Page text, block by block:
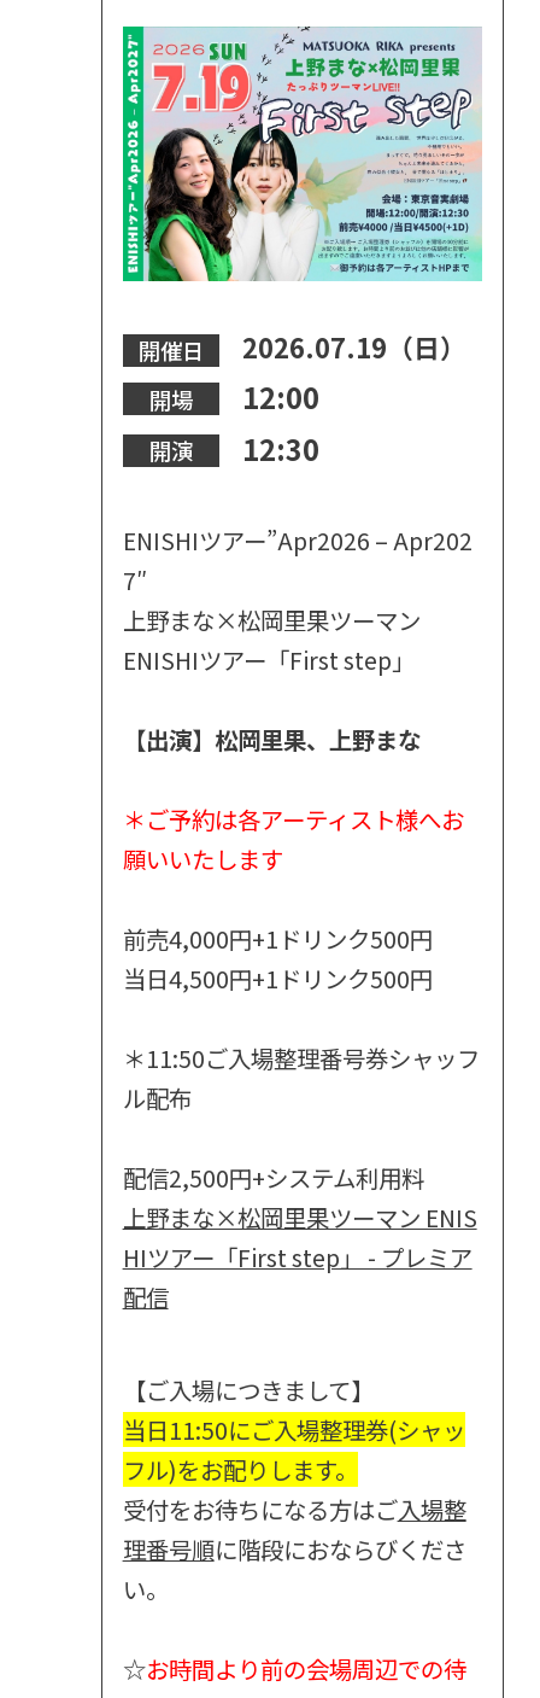
開催日 2026.07.19（日）
開場 12:00
開演 12:30
ENISHIツアー”Apr2026 – Apr202
7″
上野まな×松岡里果ツーマン
ENISHIツアー「First step」
【出演】松岡里果、上野まな
＊ご予約は各アーティスト様へお
願いいたします
前売4,000円+1ドリンク500円
当日4,500円+1ドリンク500円
＊11:50ご入場整理番号券シャッフ
ル配布
配信2,500円+システム利用料
上野まな×松岡里果ツーマン ENIS
HIツアー「First step」 - プレミア
配信
【ご入場につきまして】
当日11:50にご入場整理券(シャッ
フル)をお配りします。
受付をお待ちになる方はご入場整
理番号順に階段におならびくださ
い。
☆お時間より前の会場周辺での待